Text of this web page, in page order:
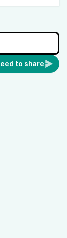
to share